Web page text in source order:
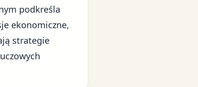
podkreśla
ekonomiczne,
strategie